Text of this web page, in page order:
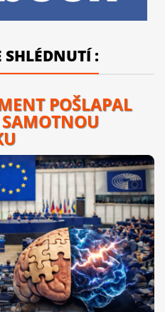
SHLÉDNUTÍ :
POŠLAPAL